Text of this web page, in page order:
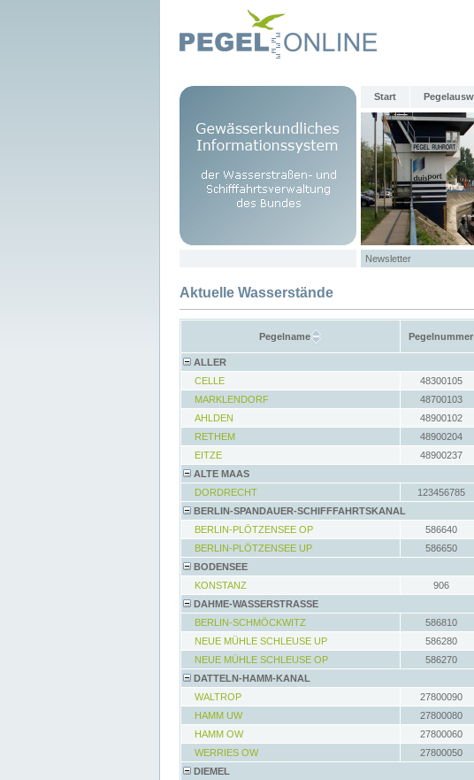
Start
Newsletter
Aktuelle Wasserstände
Pegelname Pegelnummer
ALLER
CELLE
48300105
MARKLENDORF
48700103
AHLDEN
48900102
RETHEM
48900204
EITZE
48900237
ALTE MAAS
DORDRECHT
123456785
BERLIN-SPANDAUER-SCHIFFFAHRTSKANAL
BERLIN-PLÖTZENSEE OP
586640
BERLIN-PLÖTZENSEE UP
586650
BODENSEE
KONSTANZ
906
DAHME-WASSERSTRASSE
BERLIN-SCHMÖCKWITZ
586810
NEUE MÜHLE SCHLEUSE UP
586280
NEUE MÜHLE SCHLEUSE OP
586270
DATTELN-HAMM-KANAL
WALTROP
27800090
HAMM UW
27800080
HAMM OW
27800060
WERRIES OW
27800050
DIEMEL